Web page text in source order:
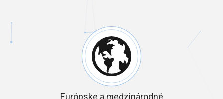
Európske a medzinárodné